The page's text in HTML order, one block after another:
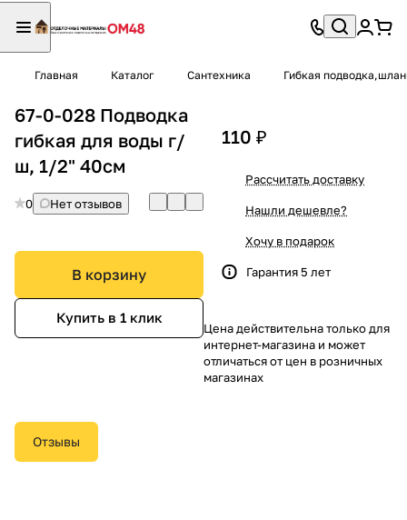
Главная Каталог Сантехника Гибкая
67-0-028 Подводка
гибкая для воды г/
ш, 1/2" 40см
0 Нет отзывов
В корзину
Купить в 1 клик
110 ₽
Рассчитать доставку
Нашли дешевле?
Хочу в подарок
Гарантия 5 лет
Цена действительна только для
интернет-магазина и может
отличаться от цен в розничных
магазинах
Отзывы